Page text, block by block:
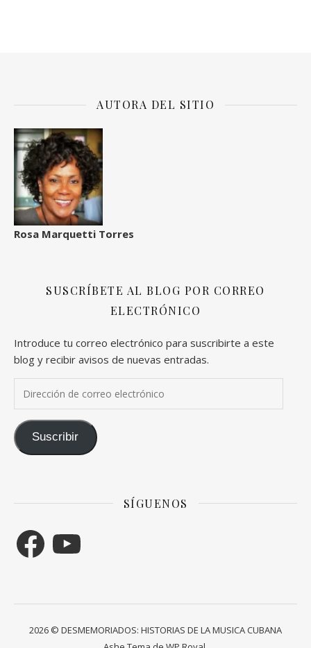
AUTORA DEL SITIO
Rosa Marquetti Torres
SUSCRÍBETE AL BLOG POR CORREO
ELECTRÓNICO
Introduce tu correo electrónico para suscribirte a este
blog y recibir avisos de nuevas entradas.
Suscribir
SÍGUENOS
Facebook
2026 © DESMEMORIADOS: HISTORIAS DE LA MUSICA CUBANA